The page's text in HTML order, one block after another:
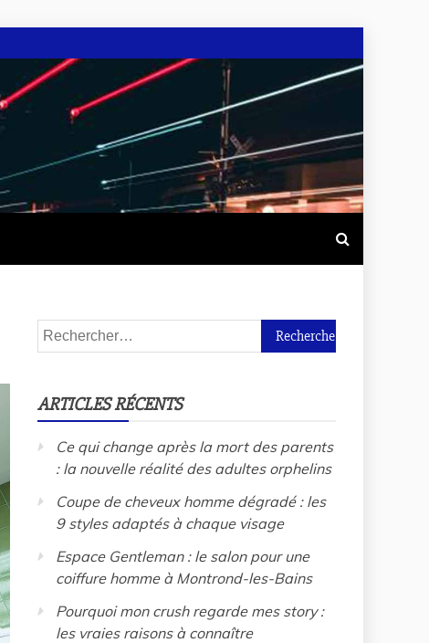
ARTICLES RÉCENTS
Ce qui change après la mort des parents
: la nouvelle réalité des adultes orphelins
Coupe de cheveux homme dégradé : les
9 styles adaptés à chaque visage
Espace Gentleman : le salon pour une
coiffure homme à Montrond-les-Bains
Pourquoi mon crush regarde mes story :
les vraies raisons à connaître